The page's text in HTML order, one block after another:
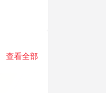
查看全部